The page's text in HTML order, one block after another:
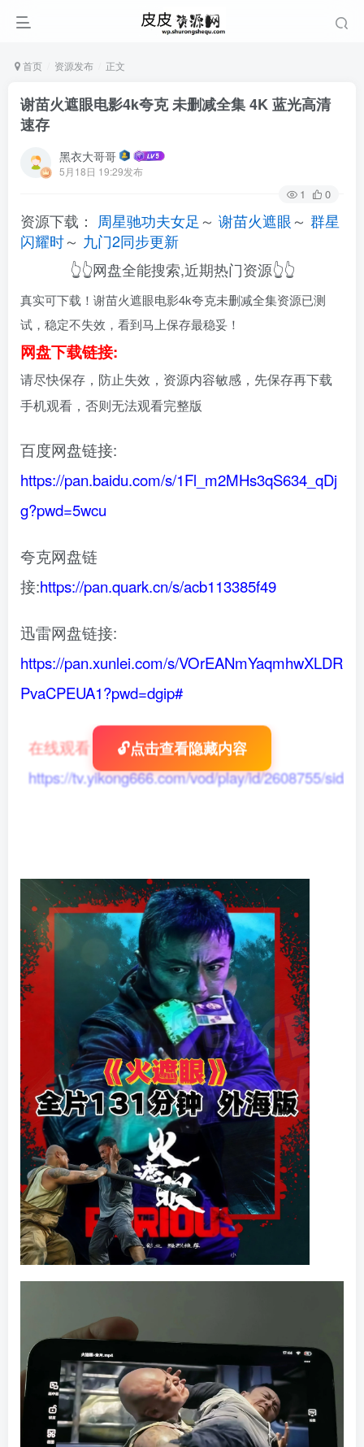
首页 资源发布 正文
谢苗火遮眼电影4k夸克 未删减全集 4K 蓝光高清
速存
黑衣大哥哥
5月18日 19:29发布
1 0
资源下载： 周星驰功夫女足 ～ 谢苗火遮眼～ 群星
闪耀时～ 九门2同步更新
👆👆网盘全能搜索,近期热门资源👆👆
真实可下载！谢苗火遮眼电影4k夸克未删减全集资源已测
试，稳定不失效，看到马上保存最稳妥！
网盘下载链接:
请尽快保存，防止失效，资源内容敏感，先保存再下载
手机观看，否则无法观看完整版
百度网盘链接:
https://pan.baidu.com/s/1Fl_m2MHs3qS634_qDj
g?pwd=5wcu
夸克网盘链
接:https://pan.quark.cn/s/acb113385f49
迅雷网盘链接:
https://pan.xunlei.com/s/VOrEANmYaqmhwXLDR
PvaCPEUA1?pwd=dgip#
在线观看
https://tv.yikong666.com/vod/play/id/2608755/sid/
🔓点击查看隐藏内容